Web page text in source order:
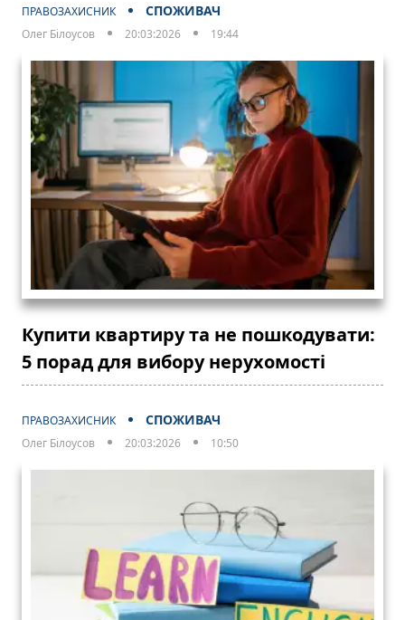
ПРАВОЗАХИСНИК СПОЖИВАЧ
Олег Білоусов 20:03:2026 19:44
Купити квартиру та не пошкодувати:
5 порад для вибору нерухомості
ПРАВОЗАХИСНИК СПОЖИВАЧ
Олег Білоусов 20:03:2026 10:50